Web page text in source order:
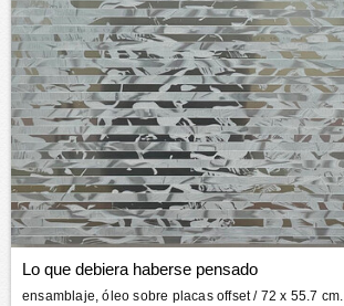
Lo que debiera haberse pensado
ensamblaje, óleo sobre placas offset/ 72 x 55.7 cm.